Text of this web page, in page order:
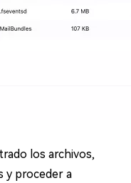
los archivos,
y proceder a